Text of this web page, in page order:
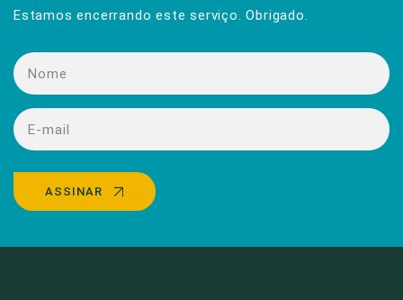
Estamos encerrando este serviço. Obrigado.
ASSINAR